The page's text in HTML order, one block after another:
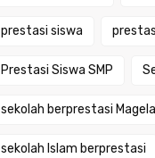
prestasi siswa
Prestasi Siswa SMP
sekolah berprestasi
sekolah Islam berprestasi